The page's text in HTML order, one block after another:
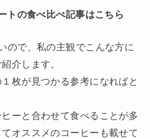
トの食べ比べ記事はこちら
ので、私の主観でこんな方に
介します。
枚が見つかる参考になればと
ーと合わせて食べることが多
オススメのコーヒーも載せて